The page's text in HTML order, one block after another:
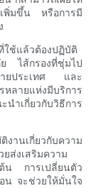
พิ่มขึ้น หรือการมี
ใช้แล้วต้องปฏิบัติ
ย ไส้กรองที่ชุ่มไป
ลายประเทศ และ
ลายแห่งมีบริการ
ำเกี่ยวกับวิธีการ
านเกี่ยวกับความ
ส่งเสริมความ
ต้น การเปลี่ยนตัว
น จะช่วยให้มั่นใจ